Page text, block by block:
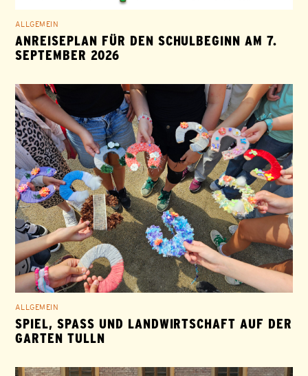
ALLGEMEIN
ANREISEPLAN FÜR DEN SCHULBEGINN AM 7.
SEPTEMBER 2026
ALLGEMEIN
SPIEL, SPASS UND LANDWIRTSCHAFT AUF DER G
ARTEN TULLN